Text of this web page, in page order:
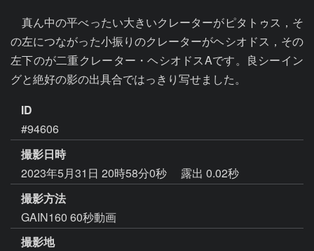
真ん中の平べったい大きいクレーターがピタトゥス，そ
の左につながった小振りのクレーターがヘシオドス，その
左下のが二重クレーター・ヘシオドスAです。良シーイン
グと絶好の影の出具合ではっきり写せました。
ID
#94606
撮影日時
2023年5月31日 20時58分0秒
露出 0.02秒
撮影方法
GAIN160 60秒動画
撮影地